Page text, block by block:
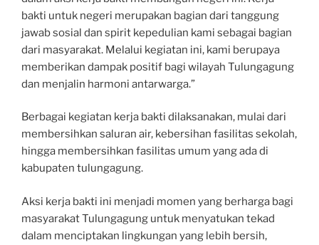
bakti untuk negeri merupakan bagian dari tanggung
jawab sosial dan spirit kepedulian kami sebagai bagian
dari masyarakat. Melalui kegiatan ini, kami berupaya
memberikan dampak positif bagi wilayah Tulungagung
dan menjalin harmoni antarwarga.”
Berbagai kegiatan kerja bakti dilaksanakan, mulai dari
membersihkan saluran air, kebersihan fasilitas sekolah,
hingga membersihkan fasilitas umum yang ada di
kabupaten tulungagung.
Aksi kerja bakti ini menjadi momen yang berharga bagi
masyarakat Tulungagung untuk menyatukan tekad
dalam menciptakan lingkungan yang lebih bersih,